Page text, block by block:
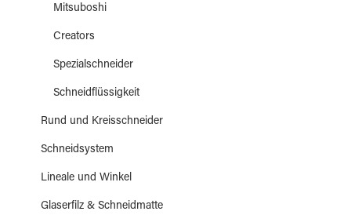
Mitsuboshi
Creators
Spezialschneider
Schneidflüssigkeit
Rund und Kreisschneider
Schneidsystem
Lineale und Winkel
Glaserfilz & Schneidmatte